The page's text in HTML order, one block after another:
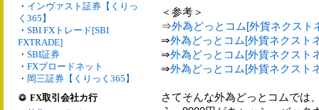
・ インヴァスト証券【くりっ
く365】
・ SBI FXトレード[SBI
FXTRADE]
・ SBI証券
・ FXブロードネット
・ 岡三証券【くりっく365】
FX取引会社カ行
＜参考＞
⇒外為どっとコム[外貨ネクスト
⇒外為どっとコム[外貨ネクスト
⇒外為どっとコム[外貨ネクスト
⇒外為どっとコム[外貨ネクスト
さてそんな外為どっとコムでは